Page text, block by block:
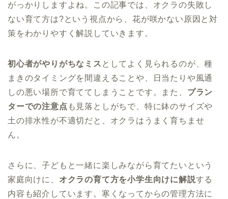
がっかりしますよね。この記事では、オクラの失敗し
ない育て方は?という視点から、花が咲かない原因と対
策をわかりやすく解説していきます。
初心者がやりがちなミス としてよく見られるのが、種
まきのタイミングを間違えることや、日当たりや風通
しの悪い場所で育ててしまうことです。また、 プラン
ターでの注意点 も見落としがちで、特に鉢のサイズや
土の排水性が不適切だと、オクラはうまく育ちませ
ん。
さらに、子どもと一緒に楽しみながら育てたいという
家庭向けに、 オクラの育て方を小学生向けに解説する
内容も紹介しています。寒くなってからの管理方法に